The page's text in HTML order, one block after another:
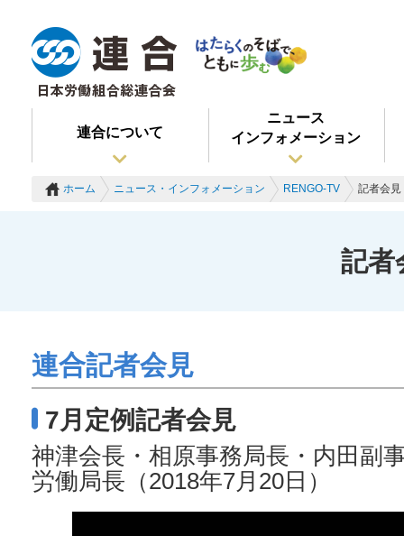
連合について
ニュース
インフォメーション
ホーム ニュース・インフォメーション RENGO-TV 記者会
記
連合記者会見
7月定例記者会見
神津会長・相原事務局長・内田副
労働局長（2018年7月20日）